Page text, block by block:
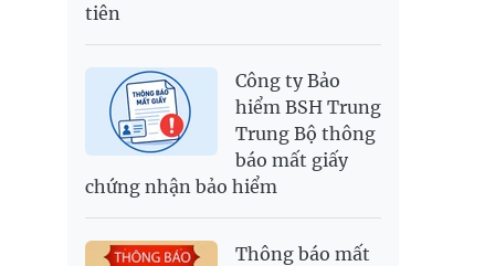
tiên
Công ty Bảo
hiểm BSH Trung
Trung Bộ thông
báo mất giấy
chứng nhận bảo hiểm
Thông báo mất